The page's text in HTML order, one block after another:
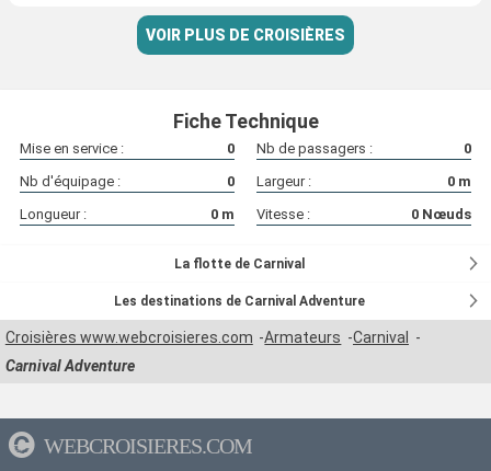
VOIR PLUS DE CROISIÈRES
Fiche Technique
Mise en service : 0 Nb de passagers :
0
Nb d'équipage :
0 Largeur : 0 m
Longueur :
0 m Vitesse : 0 Nœuds
La flotte de Carnival
Les destinations de Carnival Adventure
Croisières www.webcroisieres.com Armateurs
Carnival
Carnival Adventure
WEBCROISIERES.COM